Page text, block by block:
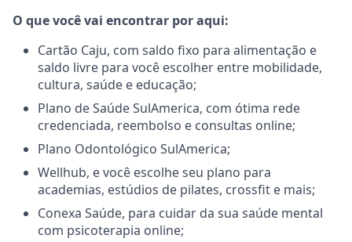
O que você vai encontrar por aqui:
Cartão Caju, com saldo fixo para alimentação e
saldo livre para você escolher entre mobilidade,
cultura, saúde e educação;
Plano de Saúde SulAmerica, com ótima rede
credenciada, reembolso e consultas online;
Plano Odontológico SulAmerica;
Wellhub, e você escolhe seu plano para
academias, estúdios de pilates, crossfit e mais;
Conexa Saúde, para cuidar da sua saúde mental
com psicoterapia online;